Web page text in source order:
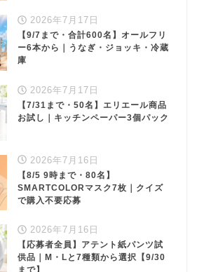
2026年7月17日
【9/7まで・合計600名】オールフリ
ー6本から｜うなぎ・ジョッキ・冷蔵
庫
2026年7月17日
【7/31まで・50名】エリエール商品
お試し｜キッチンペーパー3個パック
2026年7月16日
【8/5 9時まで・80名】
SMARTCOLORマスク7枚｜クイズ
で購入不要応募
2026年7月16日
【応募者全員】アテント紙パンツ試
供品｜M・Lと7種類から選択【9/30